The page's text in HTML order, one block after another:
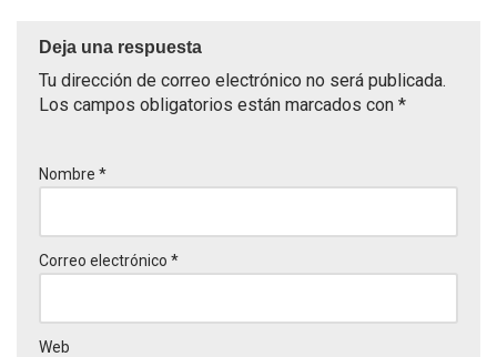
Deja una respuesta
Tu dirección de correo electrónico no será publicada.
Los campos obligatorios están marcados con *
Nombre *
Correo electrónico *
Web